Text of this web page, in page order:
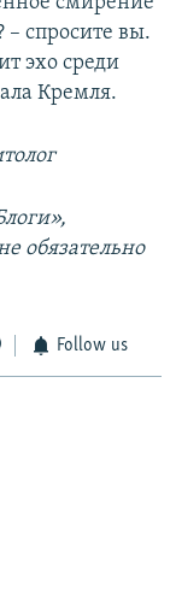
– спросите вы.
эхо среди
Кремля.
обязательно
Follow us